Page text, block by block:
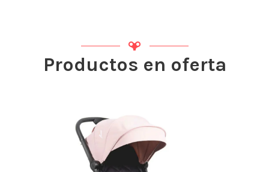
Productos en oferta